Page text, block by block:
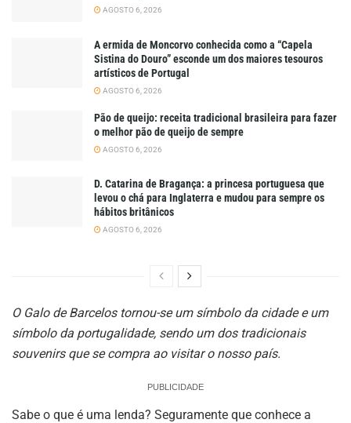
AGOSTO 6, 2026
A ermida de Moncorvo conhecida como a “Capela
Sistina do Douro” esconde um dos maiores tesouros
artísticos de Portugal
AGOSTO 6, 2026
Pão de queijo: receita tradicional brasileira para fazer
o melhor pão de queijo de sempre
AGOSTO 6, 2026
D. Catarina de Bragança: a princesa portuguesa que
levou o chá para Inglaterra e mudou para sempre os
hábitos britânicos
AGOSTO 6, 2026
O Galo de Barcelos tornou-se um símbolo da cidade e um
símbolo da portugalidade, sendo um dos tradicionais
souvenirs que se compra ao visitar o nosso país.
PUBLICIDADE
Sabe o que é uma lenda? Seguramente que conhece a